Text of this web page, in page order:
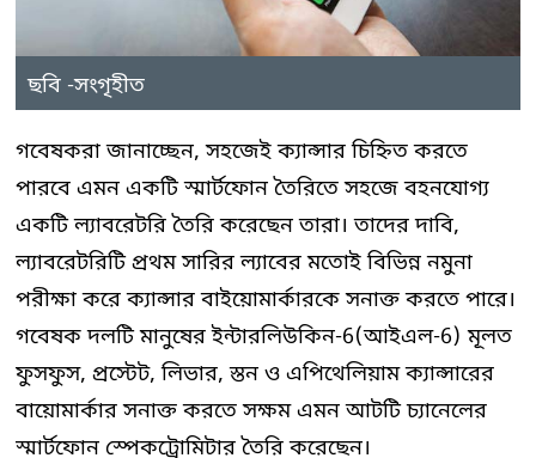
ছবি -সংগৃহীত
গবেষকরা জানাচ্ছেন, সহজেই ক্যান্সার চিহ্নিত করতে
পারবে এমন একটি স্মার্টফোন তৈরিতে সহজে বহনযোগ্য
একটি ল্যাবরেটরি তৈরি করেছেন তারা। তাদের দাবি,
ল্যাবরেটরিটি প্রথম সারির ল্যাবের মতোই বিভিন্ন নমুনা
পরীক্ষা করে ক্যান্সার বাইয়োমার্কারকে সনাক্ত করতে পারে।
গবেষক দলটি মানুষের ইন্টারলিউকিন-6(আইএল-6) মূলত
ফুসফুস, প্রস্টেট, লিভার, স্তন ও এপিথেলিয়াম ক্যান্সারের
বায়োমার্কার সনাক্ত করতে সক্ষম এমন আটটি চ্যানেলের
স্মার্টফোন স্পেকট্রোমিটার তৈরি করেছেন।